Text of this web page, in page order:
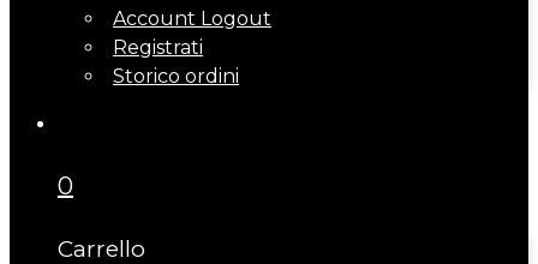
Account Logout
Registrati
Storico ordini
0
Carrello